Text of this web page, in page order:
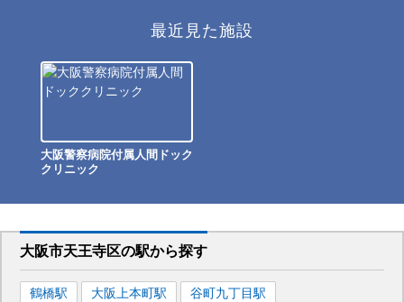
最近見た施設
大阪警察病院付属人間ドック
クリニック
大阪市天王寺区の駅から探す
鶴橋駅 大阪上本町駅 谷町九丁目駅